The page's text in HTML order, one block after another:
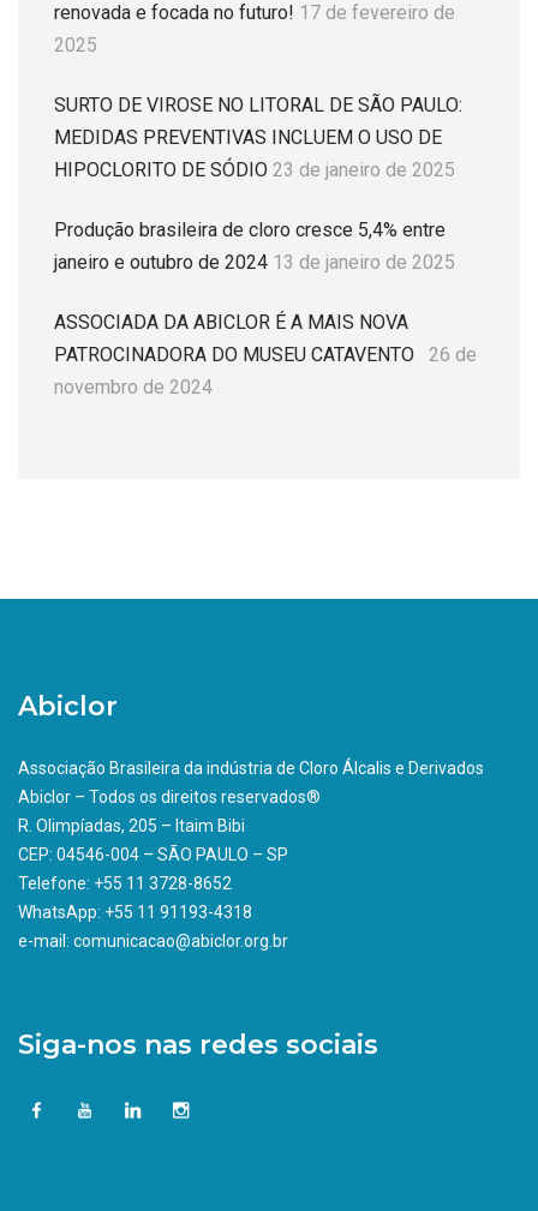
renovada e focada no futuro! 17 de fevereiro de
2025
SURTO DE VIROSE NO LITORAL DE SÃO PAULO:
MEDIDAS PREVENTIVAS INCLUEM O USO DE
HIPOCLORITO DE SÓDIO 23 de janeiro de 2025
Produção brasileira de cloro cresce 5,4% entre
janeiro e outubro de 2024 13 de janeiro de 2025
ASSOCIADA DA ABICLOR É A MAIS NOVA
PATROCINADORA DO MUSEU CATAVENTO
26 de
novembro de 2024
Abiclor
Associação Brasileira da indústria de Cloro Álcalis e Derivados
Abiclor – Todos os direitos reservados®
R. Olimpíadas, 205 – Itaim Bibi
CEP: 04546-004 – SÃO PAULO – SP
Telefone: +55 11 3728-8652
WhatsApp: +55 11 91193-4318
e-mail: comunicacao@abiclor.org.br
Siga-nos nas redes sociais